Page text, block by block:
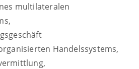
multilateralen
Handelssystems,